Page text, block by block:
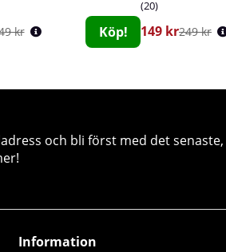
kr Köp!
20
149 kr249 kr
och bli först med det
Information